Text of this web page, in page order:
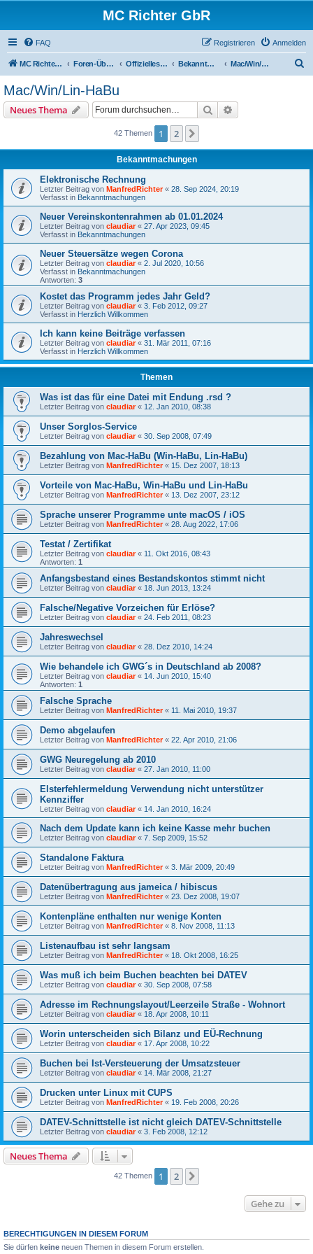
MC Richter GbR
FAQ Anmelden
Registrieren
MC Richter GbR (Impressum / Datenschutz) Foren-Übersicht Offizielles für Jedermann Bekanntmachungen Mac/Win/Lin-HaBu
Mac/Win/Lin-HaBu
Neues Thema Suche
42 Themen 1 2
Bekanntmachungen
Elektronische Rechnung
Letzter Beitrag von ManfredRichter« 28. Sep 2024, 20:19
Verfasst in Bekanntmachungen
Neuer Vereinskontenrahmen ab 01.01.2024
Letzter Beitrag von claudiar« 27. Apr 2023, 09:45
Verfasst in Bekanntmachungen
Neuer Steuersätze wegen Corona
Letzter Beitrag von claudiar« 2. Jul 2020, 10:56
Verfasst in Bekanntmachungen
Antworten: 3
Kostet das Programm jedes Jahr Geld?
Letzter Beitrag von claudiar« 3. Feb 2012, 09:27
Verfasst in Herzlich Willkommen
Ich kann keine Beiträge verfassen
Letzter Beitrag von claudiar« 31. Mär 2011, 07:16
Verfasst in Herzlich Willkommen
Themen
Was ist das für eine Datei mit Endung .rsd ?
Letzter Beitrag von claudiar« 12. Jan 2010, 08:38
Unser Sorglos-Service
Letzter Beitrag von claudiar« 30. Sep 2008, 07:49
Bezahlung von Mac-HaBu (Win-HaBu, Lin-HaBu)
Letzter Beitrag von ManfredRichter« 15. Dez 2007, 18:13
Vorteile von Mac-HaBu, Win-HaBu und Lin-HaBu
Letzter Beitrag von ManfredRichter« 13. Dez 2007, 23:12
Sprache unserer Programme unte macOS / iOS
Letzter Beitrag von ManfredRichter« 28. Aug 2022, 17:06
Testat / Zertifikat
Letzter Beitrag von claudiar« 11. Okt 2016, 08:43
Antworten: 1
Anfangsbestand eines Bestandskontos stimmt nicht
Letzter Beitrag von claudiar« 18. Jun 2013, 13:24
Falsche/Negative Vorzeichen für Erlöse?
Letzter Beitrag von claudiar« 24. Feb 2011, 08:23
Jahreswechsel
Letzter Beitrag von claudiar« 28. Dez 2010, 14:24
Wie behandele ich GWG´s in Deutschland ab 2008?
Letzter Beitrag von claudiar« 14. Jun 2010, 15:40
Antworten: 1
Falsche Sprache
Letzter Beitrag von ManfredRichter« 11. Mai 2010, 19:37
Demo abgelaufen
Letzter Beitrag von ManfredRichter« 22. Apr 2010, 21:06
GWG Neuregelung ab 2010
Letzter Beitrag von claudiar« 27. Jan 2010, 11:00
Elsterfehlermeldung Verwendung nicht unterstützer
Kennziffer
Letzter Beitrag von claudiar« 14. Jan 2010, 16:24
Nach dem Update kann ich keine Kasse mehr buchen
Letzter Beitrag von claudiar« 7. Sep 2009, 15:52
Standalone Faktura
Letzter Beitrag von ManfredRichter« 3. Mär 2009, 20:49
Datenübertragung aus jameica / hibiscus
Letzter Beitrag von ManfredRichter« 23. Dez 2008, 19:07
Kontenpläne enthalten nur wenige Konten
Letzter Beitrag von ManfredRichter« 8. Nov 2008, 11:13
Listenaufbau ist sehr langsam
Letzter Beitrag von ManfredRichter« 18. Okt 2008, 16:25
Was muß ich beim Buchen beachten bei DATEV
Letzter Beitrag von claudiar« 30. Sep 2008, 07:58
Adresse im Rechnungslayout/Leerzeile Straße - Wohnort
Letzter Beitrag von claudiar« 18. Apr 2008, 10:11
Worin unterscheiden sich Bilanz und EÜ-Rechnung
Letzter Beitrag von claudiar« 17. Apr 2008, 10:22
Buchen bei Ist-Versteuerung der Umsatzsteuer
Letzter Beitrag von claudiar« 14. Mär 2008, 21:27
Drucken unter Linux mit CUPS
Letzter Beitrag von ManfredRichter« 19. Feb 2008, 20:26
DATEV-Schnittstelle ist nicht gleich DATEV-Schnittstelle
Letzter Beitrag von claudiar« 3. Feb 2008, 12:12
Neues Thema
42 Themen 1 2
Gehe zu
BERECHTIGUNGEN IN DIESEM FORUM
Sie dürfen keine neuen Themen in diesem Forum erstellen.